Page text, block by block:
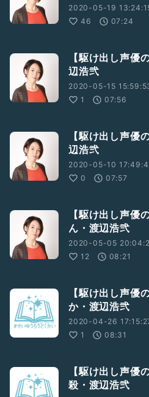
2020-05-19
46
07:24
【駆け出し声優
辺浩弐
2020-05-15
1
07:56
【駆け出し声優
辺浩弐
2020-05-10
0
07:57
【駆け出し声優
ん・渡辺浩弐
2020-05-05
12
08:21
【駆け出し声優
か・渡辺浩弐
2020-04-26
1
08:31
【駆け出し声優
殺・渡辺浩弐